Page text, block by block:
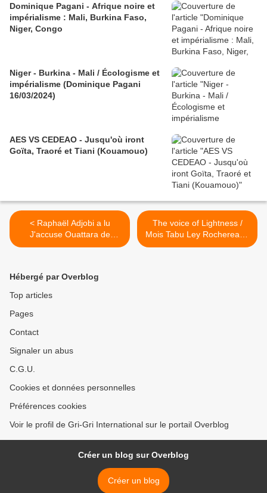
Dominique Pagani - Afrique noire et
impérialisme : Mali, Burkina Faso,
Niger, Congo
Niger - Burkina - Mali / Écologisme et
impérialisme (Dominique Pagani
16/03/2024)
AES VS CEDEAO - Jusqu'où iront
Goïta, Traoré et Tiani (Kouamouo)
< Raphaël Adjobi a lu
J'accuse Ouattara de
Théophile Kouamouo
The voice of Lightness /
Mois Tabu Ley Rochereau -
Nzoto na Ngai se Moko
Hébergé par Overblog
Top articles
Pages
Contact
Signaler un abus
C.G.U.
Cookies et données personnelles
Préférences cookies
Voir le profil de Gri-Gri International sur le portail Overblog
Créer un blog sur Overblog
Créer un blog